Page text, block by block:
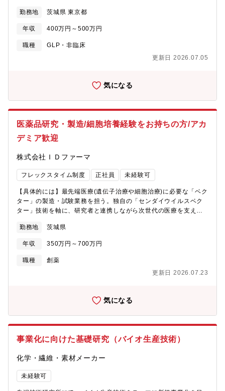
をお任せします。 【期待】■的確に業務を行い、ミスなくデータ
管理をいただくこと。■納期から逆算した業務設計。■教育体制：
OJT形式で先輩社員がサポートいたします！本を出版（細胞・組
織染色の達人）しており、その内容をもとに座学的な研修を行
社内研修がしっかり整備されている組織ですので、未経験の方も
くばもしくは、東京にて勤務となります。ご希望をお聞かせくだ
勤務地 茨城県 東京都
年収 400万円～500万円
職種
GLP・非臨床
更新日 2026.07.05
気になる
医薬品研究・製造/細胞培養経験をお持ちの方/アカ
デミア歓迎
株式会社ＩＤファーマ
フレックスタイム制度 正社員 未経験可
【具体的には】最先端医療(遺伝子治療や細胞治療)に必要な「ベク
ター」の製造・試験業務を担う。独自の「センダイウイルスベク
ター」技術を軸に、研究者と連携しながら次世代の医療を支える
験業務(2)再生医療に関する遺伝子治療薬の製造技術の研究・開発
(3)GMP(医薬品の製造・品質管理基準)に準拠した施設(CPC)内で
の作業自社製品だけでなく、受託製造案件も増加中。優れた技術
力と豊富な経験を活かし、チーム一丸となって先端医療の早期実
勤務地 茨城県
年収 350万円～700万円
職種
創薬
更新日 2026.07.23
気になる
事業化に向けた基礎研究（バイオ生産技術）
化学・繊維・素材メーカー
未経験可